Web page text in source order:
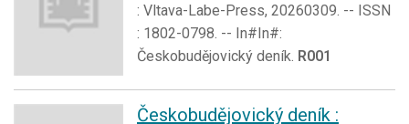
: Vltava-Labe-Press, 20260309. -- ISSN
: 1802-0798. -- In#In#:
Českobudějovický deník. R001
Českobudějovický deník :